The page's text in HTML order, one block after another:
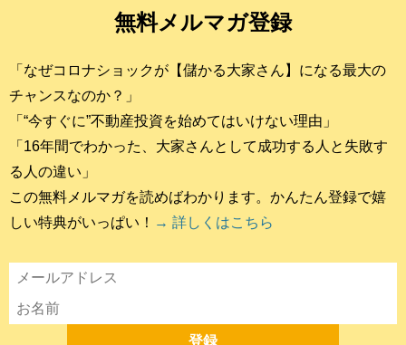
無料メルマガ登録
「なぜコロナショックが【儲かる大家さん】になる最大の
チャンスなのか？」
「“今すぐに”不動産投資を始めてはいけない理由」
「16年間でわかった、大家さんとして成功する人と失敗す
る人の違い」
この無料メルマガを読めばわかります。かんたん登録で嬉
しい特典がいっぱい！ → 詳しくはこちら